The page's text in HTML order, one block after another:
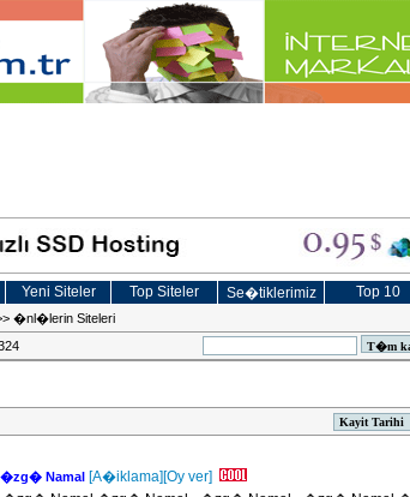
Yeni Siteler Top Siteler Se�tiklerimiz Top 10
�nl�lerin Siteleri
Namal [A�iklama][Oy ver]